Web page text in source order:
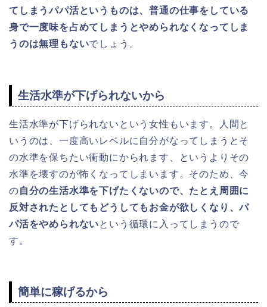
てしまうパパ活というものは、普通の仕事をしている
身で一度味を占めてしまうとやめられなくなってしま
うのは無理もないでしょう。
生活水準が下げられないから
生活水準が下げられないという女性もいます。人間と
いうのは、一度高いレベルに自分がなってしまうとそ
の水準を保ちたい衝動にかられます、というよりその
水準を壊すのが怖くなってしまいます。そのため、今
の自分の生活水準を下げたくないので、たとえ周囲に
反対されたとしてもどうしてもお金が欲しくなり、パ
パ活をやめられないという循環に入ってしまうので
す。
簡単に稼げるから